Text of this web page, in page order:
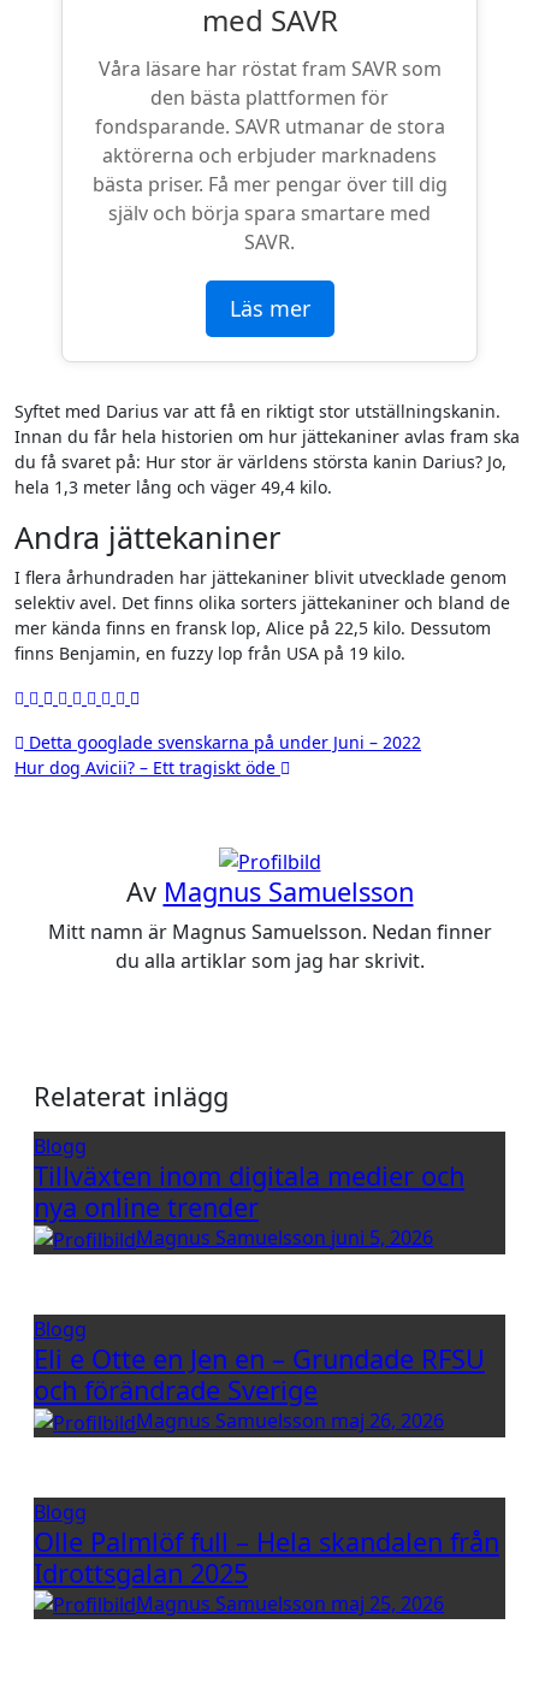
med SAVR
Våra läsare har röstat fram SAVR som
den bästa plattformen för
fondsparande. SAVR utmanar de stora
aktörerna och erbjuder marknadens
bästa priser. Få mer pengar över till dig
själv och börja spara smartare med
SAVR.
Läs mer
Syftet med Darius var att få en riktigt stor utställningskanin.
Innan du får hela historien om hur jättekaniner avlas fram ska
du få svaret på: Hur stor är världens största kanin Darius? Jo,
hela 1,3 meter lång och väger 49,4 kilo.
Andra jättekaniner
I flera århundraden har jättekaniner blivit utvecklade genom
selektiv avel. Det finns olika sorters jättekaniner och bland de
mer kända finns en fransk lop, Alice på 22,5 kilo. Dessutom
finns Benjamin, en fuzzy lop från USA på 19 kilo.
Inläggsnavigering
Detta googlade svenskarna på under Juni – 2022
Hur dog Avicii? – Ett tragiskt öde
Av Magnus Samuelsson
Mitt namn är Magnus Samuelsson. Nedan finner
du alla artiklar som jag har skrivit.
Relaterat inlägg
Blogg
Tillväxten inom digitala medier och
nya online trender
Magnus Samuelsson juni 5, 2026
Blogg
Eli e Otte en Jen en – Grundade RFSU
och förändrade Sverige
Magnus Samuelsson maj 26, 2026
Blogg
Olle Palmlöf full – Hela skandalen från
Idrottsgalan 2025
Magnus Samuelsson maj 25, 2026